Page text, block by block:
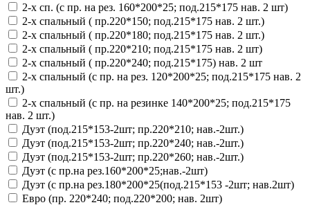
2-х сп. (с пр. на рез. 160*200*25; под.215*175 нав. 2 шт)
2-х спальный ( пр.220*150; под.215*175 нав. 2 шт.)
2-х спальный ( пр.220*180; под.215*175 нав. 2 шт.)
2-х спальный ( пр.220*210; под.215*175 нав. 2 шт)
2-х спальный ( пр.220*240; под.215*175) нав. 2 шт
2-х спальный (с пр. на рез. 120*200*25; под.215*175 нав. 2
шт.)
2-х спальный (с пр. на резинке 140*200*25; под.215*175
нав. 2 шт.)
Дуэт (под.215*153-2шт; пр.220*210; нав.-2шт.)
Дуэт (под.215*153-2шт; пр.220*240; нав.-2шт.)
Дуэт (под.215*153-2шт; пр.220*260; нав.-2шт.)
Дуэт (с пр.на рез.160*200*25;нав.-2шт)
Дуэт (с пр.на рез.180*200*25(под.215*153 -2шт; нав.2шт)
Евро (пр. 220*240; под.220*200; нав. 2шт)